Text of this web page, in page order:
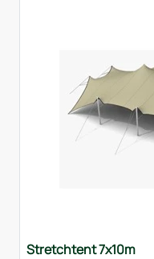
Stretchtent 7x10m